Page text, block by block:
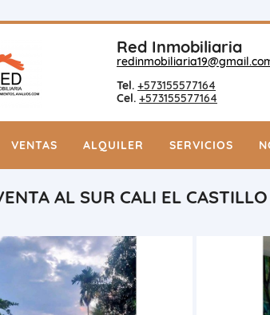
Red Inmobiliaria
Tel. +573155577164
Cel. +573155577164
VENTAS ALQUILER SERVICIOS
AL SUR CALI EL